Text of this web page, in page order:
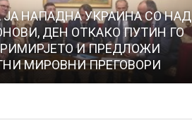
ЈА НАПАДНА УКРАИНА СО НАД
ДЕН ОТКАКО ПУТИН ГО
И ПРЕДЛОЖИ
МИРОВНИ ПРЕГОВОРИ